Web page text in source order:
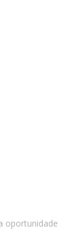
oportunidade